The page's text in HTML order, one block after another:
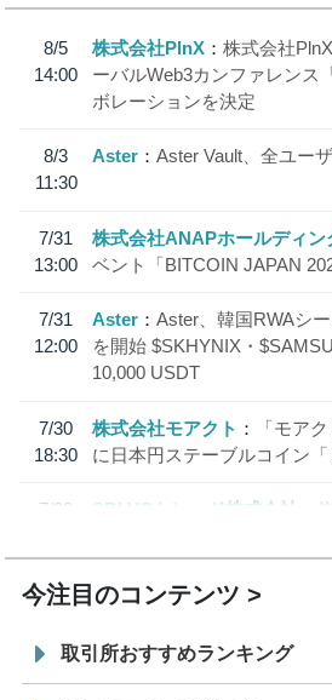
8/5
14:00
株式会社PlnX
株式会社
ーバルWeb3カンファレンス
ボレーションを決定
8/3
11:30
Aster Aster Vault、全ユー
7/31
13:00
株式会社ANAPホールディン
ベント「BITCOIN JAPAN
7/31
12:00
Aster
Aster、韓国RWAシ
を開始 $SKHYNIX・
10,000 USDT
7/30
18:30
株式会社モアクト
「モア
に日本円ステーブルコイン
7/29
SBI VCトレード株式会社
今注目のコンテンツ
取引所おすすめランキング